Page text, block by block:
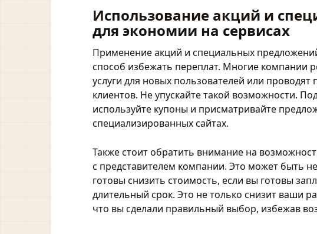
Использование акций и
для экономии на сервисах
Применение акций и специальных
способ избежать переплат. Многие компании
услуги для новых пользователей или
клиентов. Не упускайте такой возможности.
используйте купоны и присматривайте
специализированных сайтах.
Также стоит обратить внимание на
с представителем компании. Это может быть
готовы снизить стоимость, если вы готовы
длительный срок. Это не только снизит ваши
что вы сделали правильный выбор, избежав